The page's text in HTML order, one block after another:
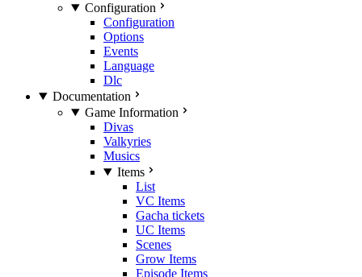
Configuration
Configuration
Options
Events
Language
Dlc
Documentation
Game Information
Divas
Valkyries
Musics
Items
List
VC Items
Gacha tickets
UC Items
Scenes
Grow Items
Episode Items